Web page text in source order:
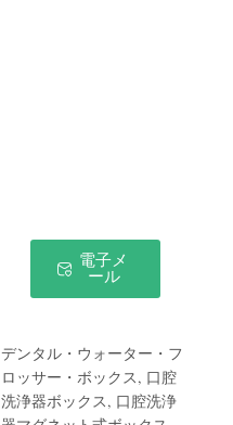
電子メ
ール
デンタル・ウォーター・フ
ロッサー・ボックス, 口腔
洗浄器ボックス, 口腔洗浄